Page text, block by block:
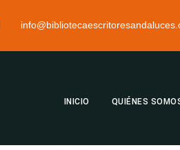
INICIO QUIÉNES